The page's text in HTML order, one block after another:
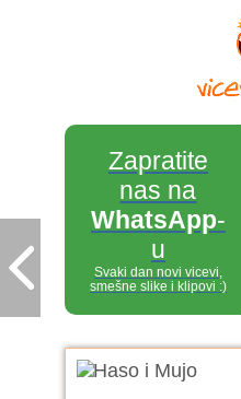
Zapratite
nas na
WhatsApp-
u
Svaki dan novi vicevi,
smešne slike i klipovi :)